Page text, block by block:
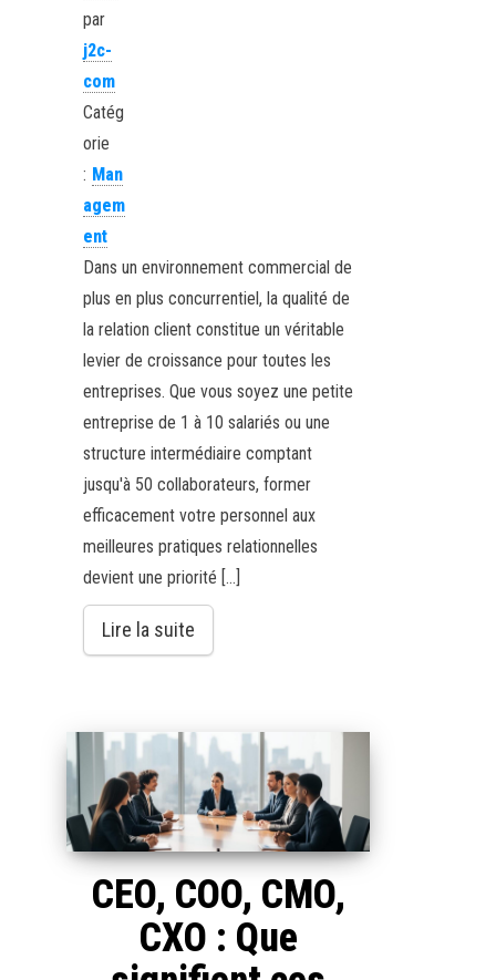
par
j2c-
com
Catég
orie
: Man
agem
ent
Dans un environnement commercial de
plus en plus concurrentiel, la qualité de
la relation client constitue un véritable
levier de croissance pour toutes les
entreprises. Que vous soyez une petite
entreprise de 1 à 10 salariés ou une
structure intermédiaire comptant
jusqu'à 50 collaborateurs, former
efficacement votre personnel aux
meilleures pratiques relationnelles
devient une priorité […]
Lire la suite
CEO, COO, CMO,
CXO : Que